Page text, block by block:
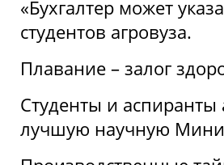
«Бухгалтер может
студентов агровуза.
Плавание – залог
Студенты и аспиранты
лучшую научную